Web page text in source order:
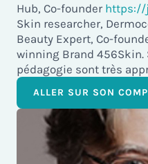
Hub, Co-founder https://
Skin researcher,
Beauty Expert, Co-
winning Brand 456Skin.
pédagogie sont très
ALLER SUR SON